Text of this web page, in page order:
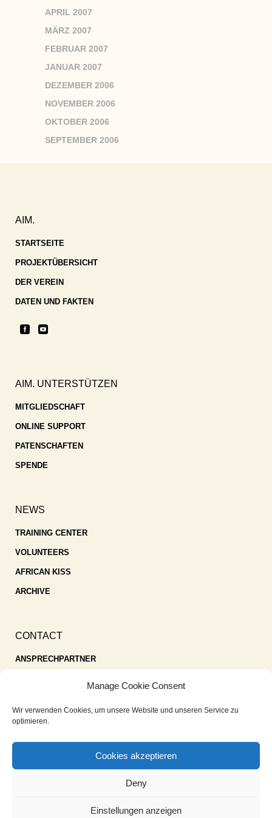
Manage Cookie Consent
Wir verwenden Cookies, um unsere Website und unseren Service zu
optimieren.
Cookies akzeptieren
Deny
Einstellungen anzeigen
APRIL 2007
MÄRZ 2007
FEBRUAR 2007
JANUAR 2007
DEZEMBER 2006
NOVEMBER 2006
OKTOBER 2006
SEPTEMBER 2006
AIM.
STARTSEITE
PROJEKTÜBERSICHT
DER VEREIN
DATEN UND FAKTEN
AIM. UNTERSTÜTZEN
MITGLIEDSCHAFT
ONLINE SUPPORT
PATENSCHAFTEN
SPENDE
NEWS
TRAINING CENTER
VOLUNTEERS
AFRICAN KISS
ARCHIVE
CONTACT
ANSPRECHPARTNER
IMPRESSUM
COOKIE-RICHTLINIE (EU)